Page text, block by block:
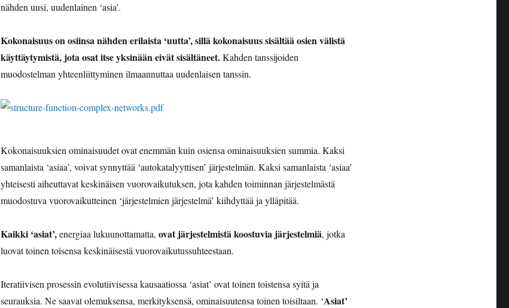
nähden uusi, uudenlainen ‘asia’.
Kokonaisuus on osiinsa nähden erilaista ‘uutta’, sillä kokonaisuus sisältää osien välistä
käyttäytymistä, jota osat itse yksinään eivät sisältäneet.Kahden tanssijoiden
muodostelman yhteenliittyminen ilmaannuttaa uudenlaisen tanssin.
Kokonaisuuksien ominaisuudet ovat enemmän kuin osiensa ominaisuuksien summia. Kaksi
samanlaista ‘asiaa’, voivat synnyttää ‘autokatalyyttisen’ järjestelmän. Kaksi samanlaista ‘asiaa’
yhteisesti aiheuttavat keskinäisen vuorovaikutuksen, jota kahden toiminnan järjestelmästä
muodostuva vuorovaikutteinen ‘järjestelmien järjestelmä’ kiihdyttää ja ylläpitää.
Kaikki ‘asiat’,energiaa lukuunottamatta, ovat järjestelmistä koostuvia järjestelmiä, jotka
luovat toinen toisensa keskinäisestä vuorovaikutussuhteestaan.
Iteratiivisen prosessin evolutiivisessa kausaatiossa ‘asiat’ ovat toinen toistensa syitä ja
seurauksia. Ne saavat olemuksensa, merkityksensä, ominaisuutensa toinen toisiltaan. ‘Asiat’